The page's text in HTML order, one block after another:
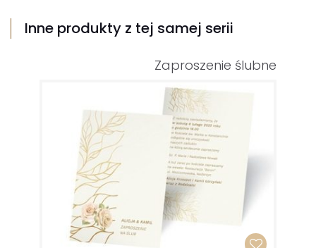
Inne produkty z tej samej serii
Zaproszenie ślubne